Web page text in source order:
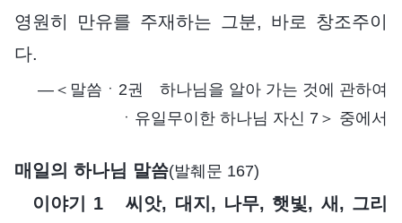
영원히 만유를 주재하는 그분, 바로 창조주이
다.
―＜말씀ㆍ2권 하나님을 알아 가는 것에 관하여
ㆍ유일무이한 하나님 자신 7＞ 중에서
매일의 하나님 말씀(발췌문 167)
이야기 1 씨앗, 대지, 나무, 햇빛, 새, 그리